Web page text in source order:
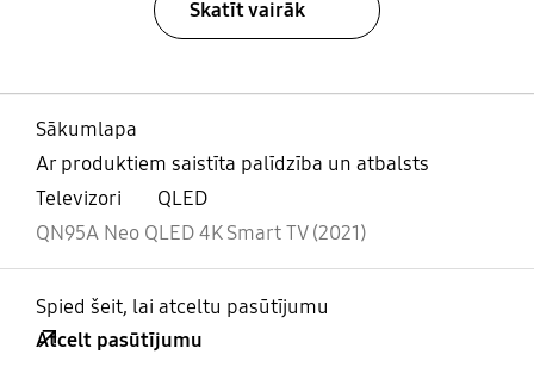
Skatīt vairāk
Sākumlapa
Ar produktiem saistīta palīdzība un atbalsts
Televizori
QLED
QN95A Neo QLED 4K Smart TV (2021)
Spied šeit, lai atceltu pasūtījumu
Atcelt pasūtījumu